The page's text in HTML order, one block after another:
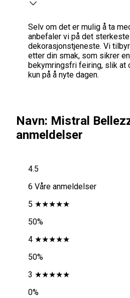
Selv om det er mulig å ta
anbefaler vi på det
dekorasjonstjeneste. Vi
etter din smak, som sikrer
bekymringsfri feiring, slik at
kun på å nyte dagen.
Navn: Mistral
anmeldelser
4.5
6 Våre anmeldelser
5 ★★★★★
50%
4 ★★★★★
50%
3 ★★★★★
0%